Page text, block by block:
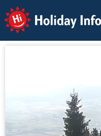
Holiday Info